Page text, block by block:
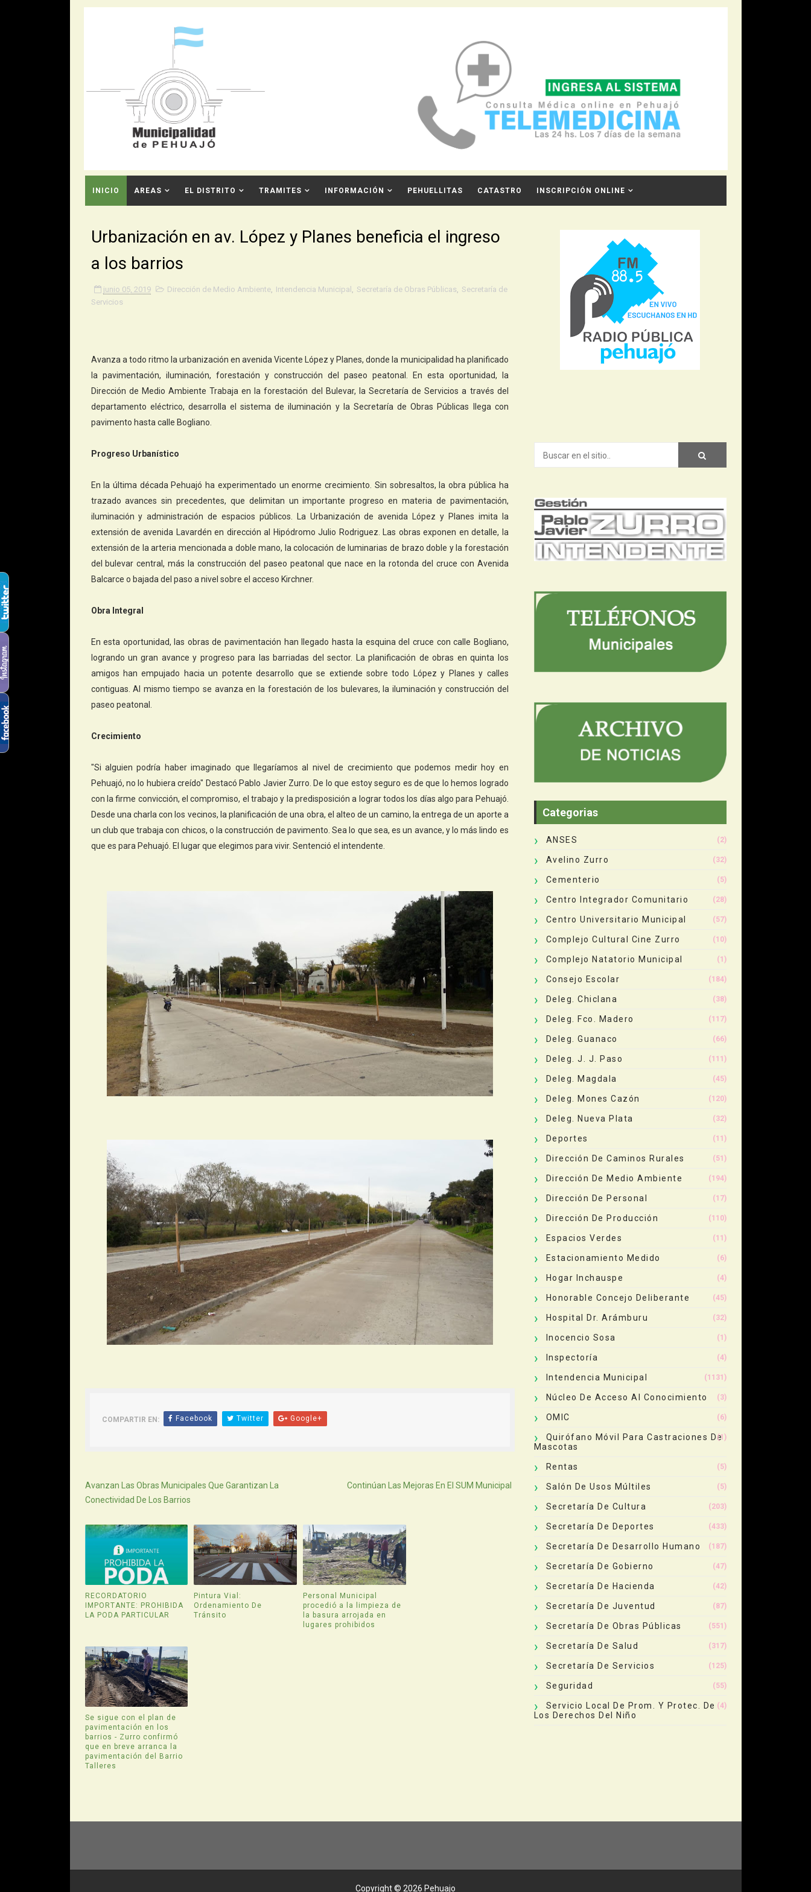
INICIO AREAS EL DISTRITO TRAMITES INFORMACIÓN PEHUELLITAS CATASTRO INSCRIPCIÓN ONLINE
Urbanización en av. López y Planes beneficia el ingreso
a los barrios
junio 05, 2019 Dirección de Medio Ambiente, Intendencia Municipal , Secretaría de Obras Públicas, Secretaría de
Servicios
Avanza a todo ritmo la urbanización en avenida Vicente López y Planes, donde la municipalidad ha planificado
la pavimentación, iluminación, forestación y construcción del paseo peatonal. En esta oportunidad, la
Dirección de Medio Ambiente Trabaja en la forestación del Bulevar, la Secretaría de Servicios a través del
departamento eléctrico, desarrolla el sistema de iluminación y la Secretaría de Obras Públicas llega con
pavimento hasta calle Bogliano.
Progreso Urbanístico
En la última década Pehuajó ha experimentado un enorme crecimiento. Sin sobresaltos, la obra pública ha
trazado avances sin precedentes, que delimitan un importante progreso en materia de pavimentación,
iluminación y administración de espacios públicos. La Urbanización de avenida López y Planes imita la
extensión de avenida Lavardén en dirección al Hipódromo Julio Rodriguez. Las obras exponen en detalle, la
extensión de la arteria mencionada a doble mano, la colocación de luminarias de brazo doble y la forestación
del bulevar central, más la construcción del paseo peatonal que nace en la rotonda del cruce con Avenida
Balcarce o bajada del paso a nivel sobre el acceso Kirchner.
Obra Integral
En esta oportunidad, las obras de pavimentación han llegado hasta la esquina del cruce con calle Bogliano,
logrando un gran avance y progreso para las barriadas del sector. La planificación de obras en quinta los
amigos han empujado hacia un potente desarrollo que se extiende sobre todo López y Planes y calles
contiguas. Al mismo tiempo se avanza en la forestación de los bulevares, la iluminación y construcción del
paseo peatonal.
Crecimiento
"Si alguien podría haber imaginado que llegaríamos al nivel de crecimiento que podemos medir hoy en
Pehuajó, no lo hubiera creído" Destacó Pablo Javier Zurro. De lo que estoy seguro es de que lo hemos logrado
con la firme convicción, el compromiso, el trabajo y la predisposición a lograr todos los días algo para Pehuajó.
Desde una charla con los vecinos, la planificación de una obra, el alteo de un camino, la entrega de un aporte a
un club que trabaja con chicos, o la construcción de pavimento. Sea lo que sea, es un avance, y lo más lindo es
que es para Pehuajó. El lugar que elegimos para vivir. Sentenció el intendente.
COMPARTIR EN: Facebook Twitter Google+
Avanzan Las Obras Municipales Que Garantizan La
Conectividad De Los Barrios
Continúan Las Mejoras En El SUM Municipal
RECORDATORIO
IMPORTANTE: PROHIBIDA
LA PODA PARTICULAR
Pintura Vial:
Ordenamiento De
Tránsito
Personal Municipal
procedió a la limpieza de
la basura arrojada en
lugares prohibidos
Se sigue con el plan de
pavimentación en los
barrios - Zurro confirmó
que en breve arranca la
pavimentación del Barrio
Talleres
Categorias
ANSES (2)
Avelino Zurro (32)
Cementerio (5)
Centro Integrador Comunitario (28)
Centro Universitario Municipal (57)
Complejo Cultural Cine Zurro (10)
Complejo Natatorio Municipal (1)
Consejo Escolar (184)
Deleg. Chiclana (38)
Deleg. Fco. Madero (117)
Deleg. Guanaco (66)
Deleg. J. J. Paso (111)
Deleg. Magdala (45)
Deleg. Mones Cazón (120)
Deleg. Nueva Plata (32)
Deportes (11)
Dirección De Caminos Rurales (51)
Dirección De Medio Ambiente (194)
Dirección De Personal (17)
Dirección De Producción (110)
Espacios Verdes (11)
Estacionamiento Medido (6)
Hogar Inchauspe (4)
Honorable Concejo Deliberante (45)
Hospital Dr. Arámburu (32)
Inocencio Sosa (1)
Inspectoría (4)
Intendencia Municipal (1131)
Núcleo De Acceso Al Conocimiento (3)
OMIC (6)
Quirófano Móvil Para Castraciones De
Mascotas
(1)
Rentas (5)
Salón De Usos Múltiles (5)
Secretaría De Cultura (203)
Secretaría De Deportes (433)
Secretaría De Desarrollo Humano (187)
Secretaría De Gobierno (47)
Secretaría De Hacienda (42)
Secretaría De Juventud (87)
Secretaría De Obras Públicas (551)
Secretaría De Salud (317)
Secretaría De Servicios (125)
Seguridad (55)
Servicio Local De Prom. Y Protec. De
Los Derechos Del Niño
(4)
Copyright © 2026 Pehuajo